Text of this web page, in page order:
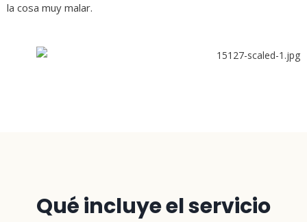
la cosa muy malar.
Qué incluye el servicio